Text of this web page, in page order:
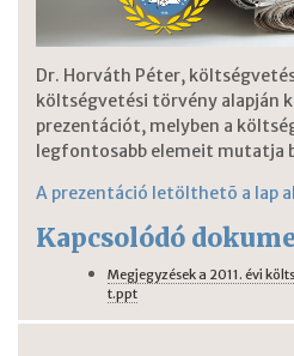
Dr. Horváth Péter,
költségvetési törvény alapján
prezentációt, melyben a
legfontosabb elemeit mutatja
A prezentáció letölthetõ a lap
Kapcsolódó
Megjegyzések a 2011. évi
t.ppt